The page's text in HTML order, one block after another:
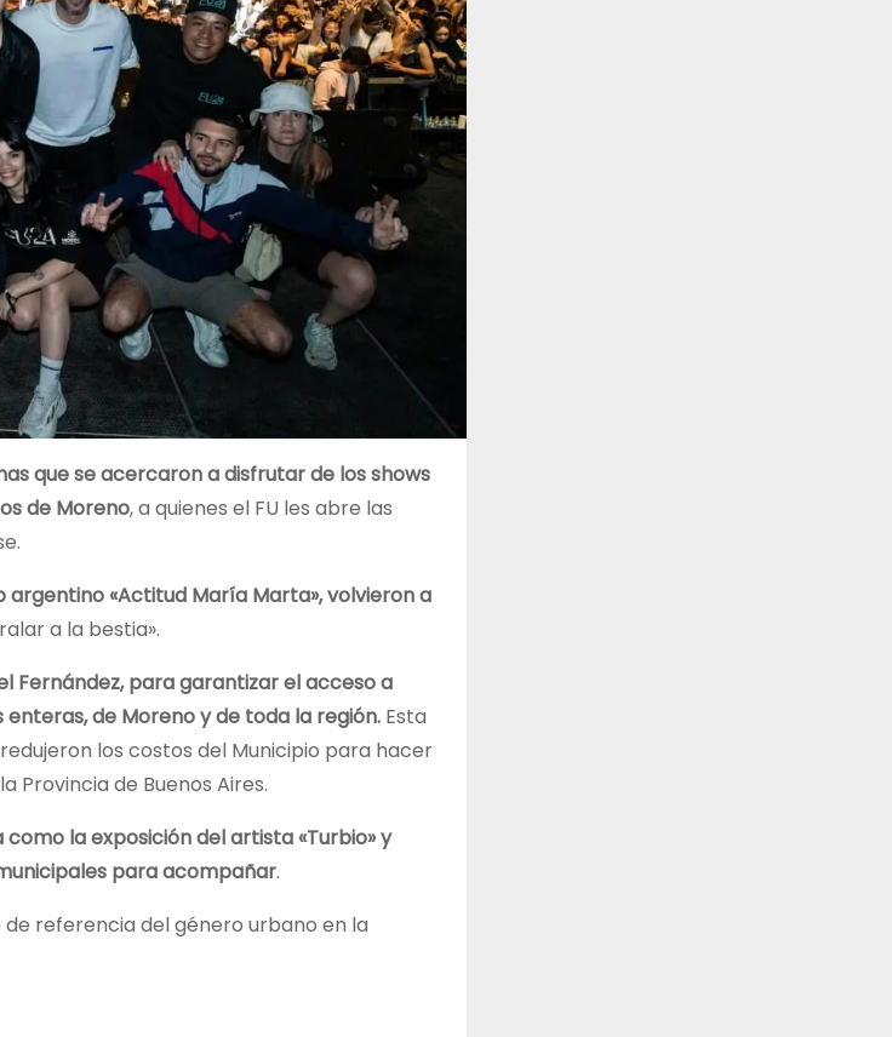
que se acercaron a disfrutar de los shows
de Moreno, a quienes el FU les abre las
argentino «Actitud María Marta», volvieron a
a la bestia».
Fernández, para garantizar el acceso a
de Moreno y de toda la región. Esta
los costos del Municipio para hacer
Provincia de Buenos Aires.
la exposición del artista «Turbio» y
para acompañar.
referencia del género urbano en la